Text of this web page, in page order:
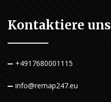
Kontaktiere uns
+4917680001115
info@remap247.eu